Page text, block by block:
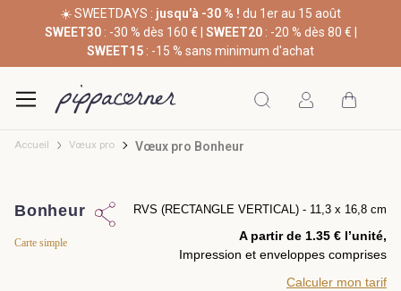
☀️ SWEETDAYS : jusqu'à -30 % ! du 1er au 15 août
SWEET30: -30 % dès 160 € | SWEET20: -20 % dès 80 € |
SWEET15 : -15 % sans minimum d'achat
Accueil Vœux pro Vœux pro Bonheur
Bonheur
Carte simple
RVS (RECTANGLE VERTICAL) - 11,3 x 16,8 cm
A partir de 1.35 € l’unité,
Impression et enveloppes comprises
Calculer mon tarif